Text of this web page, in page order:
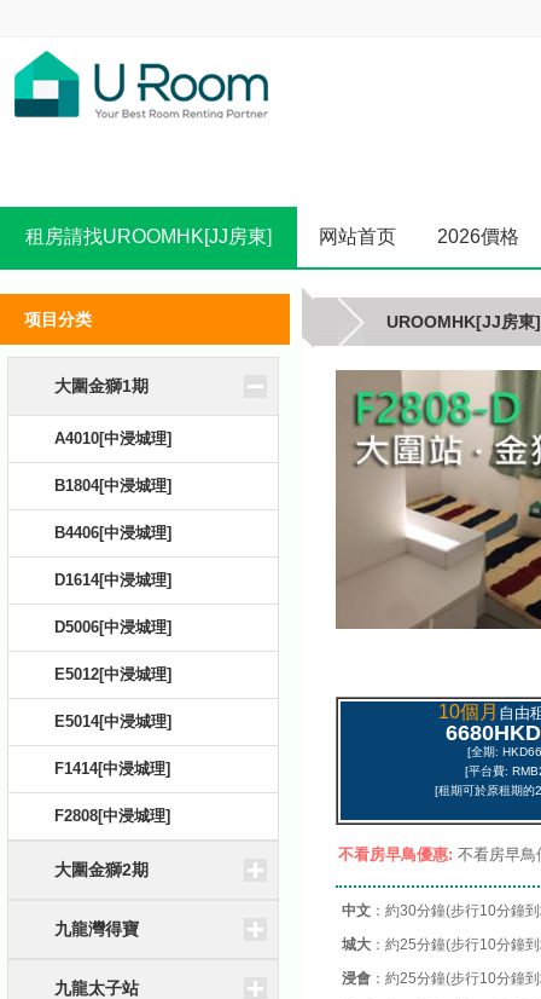
租房請找UROOMHK[JJ房東] 网站首页 2026價格
项目分类
大圍金獅1期
A4010[中浸城理]
B1804[中浸城理]
B4406[中浸城理]
D1614[中浸城理]
D5006[中浸城理]
E5012[中浸城理]
E5014[中浸城理]
F1414[中浸城理]
F2808[中浸城理]
大圍金獅2期
九龍灣得寶
九龍太子站
UROOMHK[JJ房東]
10個月 自由
[全期:
[平台費:
[租期可於原租期的
不看房早鳥優惠:不看房早鳥
中文 ：約30分鐘(步行10分鐘
城大 ：約25分鐘(步行10分鐘
浸會 ：約25分鐘(步行10分鐘